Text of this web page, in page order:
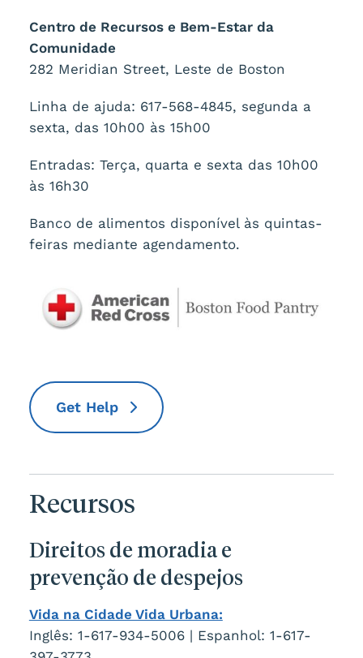
Centro de Recursos e Bem-Estar da
Comunidade
282 Meridian Street, Leste de Boston
Linha de ajuda: 617-568-4845, segunda a
sexta, das 10h00 às 15h00
Entradas: Terça, quarta e sexta das 10h00
às 16h30
Banco de alimentos disponível às quintas-
feiras mediante agendamento.
Get Help
Recursos
Direitos de moradia e
prevenção de despejos
Vida na Cidade Vida Urbana:
Inglês: 1-617-934-5006 | Espanhol: 1-617-